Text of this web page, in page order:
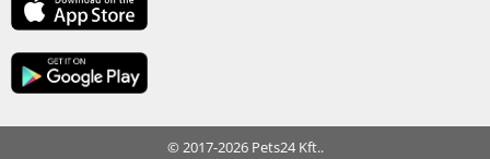
© 2017-2026 Pets24 Kft..